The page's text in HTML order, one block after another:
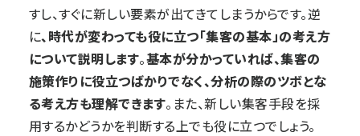
すし、すぐに新しい要素が出てきてしまうからです。逆
に、時代が変わっても役に立つ「集客の基本」の考え方
について説明します。基本が分かっていれば、集客の
施策作りに役立つばかりでなく、分析の際のツボとな
る考え方も理解できます。また、新しい集客手段を採
用するかどうかを判断する上でも役に立つでしょう。